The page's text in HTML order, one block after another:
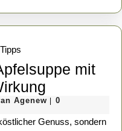
mit
Heiße
Apfelsuppe
Agenew Erik
van
Agenew
0